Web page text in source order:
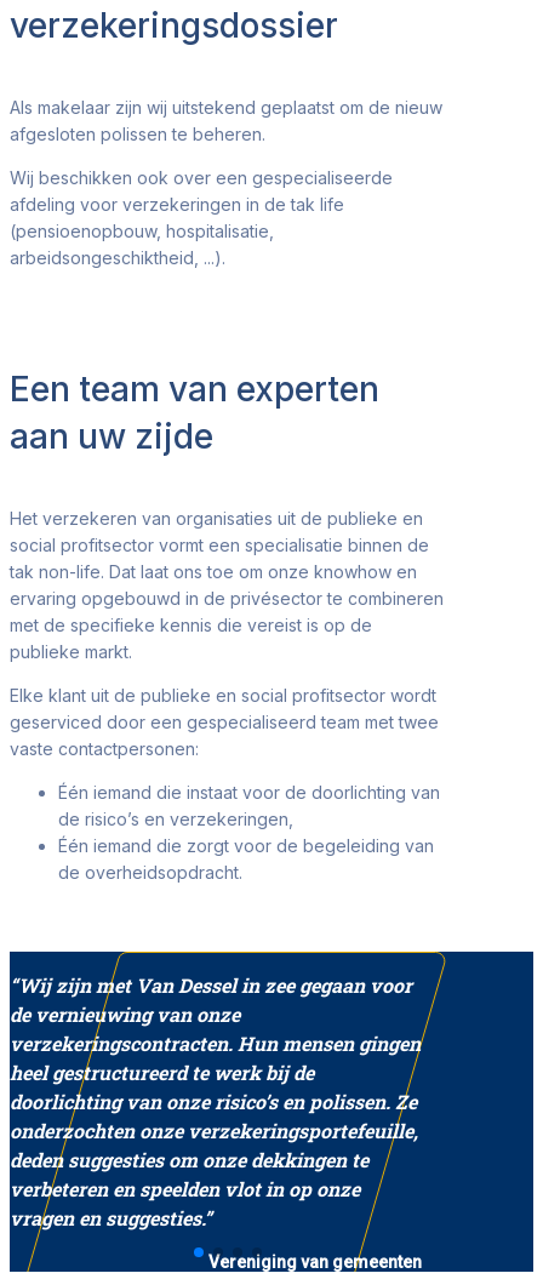
verzekeringsdossier
Als makelaar zijn wij uitstekend geplaatst om de nieuw
afgesloten polissen te beheren.
Wij beschikken ook over een gespecialiseerde
afdeling voor verzekeringen in de tak life
(pensioenopbouw, hospitalisatie,
arbeidsongeschiktheid, ...).
Een team van experten
aan uw zijde
Het verzekeren van organisaties uit de publieke en
social profitsector vormt een specialisatie binnen de
tak non-life. Dat laat ons toe om onze knowhow en
ervaring opgebouwd in de privésector te combineren
met de specifieke kennis die vereist is op de
publieke markt.
Elke klant uit de publieke en social profitsector wordt
geserviced door een gespecialiseerd team met twee
vaste contactpersonen:
Één iemand die instaat voor de doorlichting van
de risico’s en verzekeringen,
Één iemand die zorgt voor de begeleiding van
de overheidsopdracht.
“Wij zijn met Van Dessel in zee gegaan voor
de vernieuwing van onze
verzekeringscontracten. Hun mensen gingen
heel gestructureerd te werk bij de
doorlichting van onze risico’s en polissen. Ze
onderzochten onze verzekeringsportefeuille,
deden suggesties om onze dekkingen te
verbeteren en speelden vlot in op onze
vragen en suggesties.”
Vereniging van gemeenten